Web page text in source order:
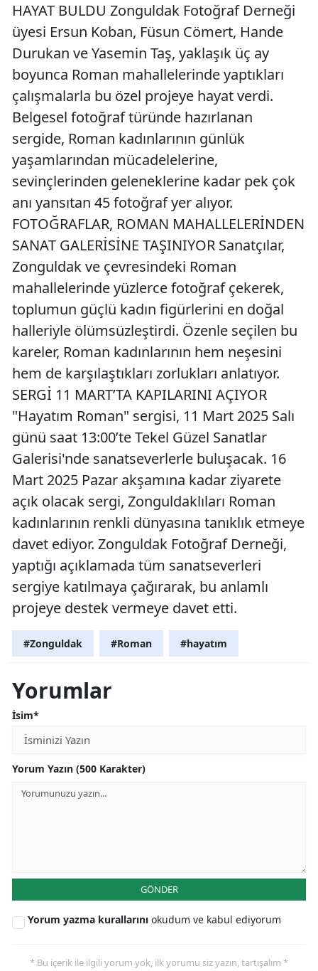
HAYAT BULDU Zonguldak Fotoğraf Derneği
üyesi Ersun Koban, Füsun Cömert, Hande
Durukan ve Yasemin Taş, yaklaşık üç ay
boyunca Roman mahallelerinde yaptıkları
çalışmalarla bu özel projeye hayat verdi.
Belgesel fotoğraf türünde hazırlanan
sergide, Roman kadınlarının günlük
yaşamlarından mücadelelerine,
sevinçlerinden geleneklerine kadar pek çok
anı yansıtan 45 fotoğraf yer alıyor.
FOTOĞRAFLAR, ROMAN MAHALLELERİNDEN
SANAT GALERİSİNE TAŞINIYOR Sanatçılar,
Zonguldak ve çevresindeki Roman
mahallelerinde yüzlerce fotoğraf çekerek,
toplumun güçlü kadın figürlerini en doğal
halleriyle ölümsüzleştirdi. Özenle seçilen bu
kareler, Roman kadınlarının hem neşesini
hem de karşılaştıkları zorlukları anlatıyor.
SERGİ 11 MART’TA KAPILARINI AÇIYOR
"Hayatım Roman" sergisi, 11 Mart 2025 Salı
günü saat 13:00’te Tekel Güzel Sanatlar
Galerisi'nde sanatseverlerle buluşacak. 16
Mart 2025 Pazar akşamına kadar ziyarete
açık olacak sergi, Zonguldaklıları Roman
kadınlarının renkli dünyasına tanıklık etmeye
davet ediyor. Zonguldak Fotoğraf Derneği,
yaptığı açıklamada tüm sanatseverleri
sergiye katılmaya çağırarak, bu anlamlı
projeye destek vermeye davet etti.
#Zonguldak #Roman #hayatım
Yorumlar
İsim*
Yorum Yazın (500 Karakter)
GÖNDER
Yorum yazma kurallarını okudum ve kabul ediyorum
* Bu içerik ile ilgili yorum yok, ilk yorumu siz yazın, tartışalım *